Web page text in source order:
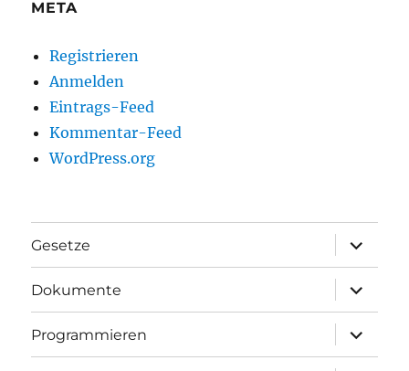
META
Registrieren
Anmelden
Eintrags-Feed
Kommentar-Feed
WordPress.org
Gesetze
anzeigen
Dokumente
anzeigen
Programmieren
anzeigen